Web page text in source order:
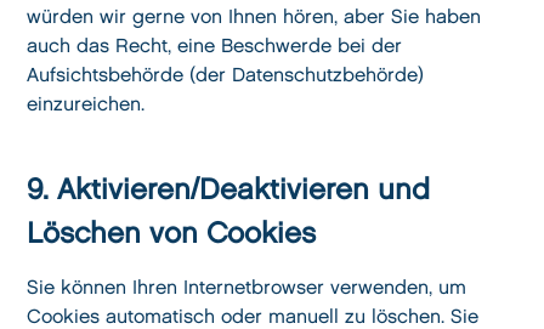
würden wir gerne von Ihnen hören, aber Sie haben
auch das Recht, eine Beschwerde bei der
Aufsichtsbehörde (der Datenschutzbehörde)
einzureichen.
9. Aktivieren/Deaktivieren und
Löschen von Cookies
Sie können Ihren Internetbrowser verwenden, um
Cookies automatisch oder manuell zu löschen. Sie